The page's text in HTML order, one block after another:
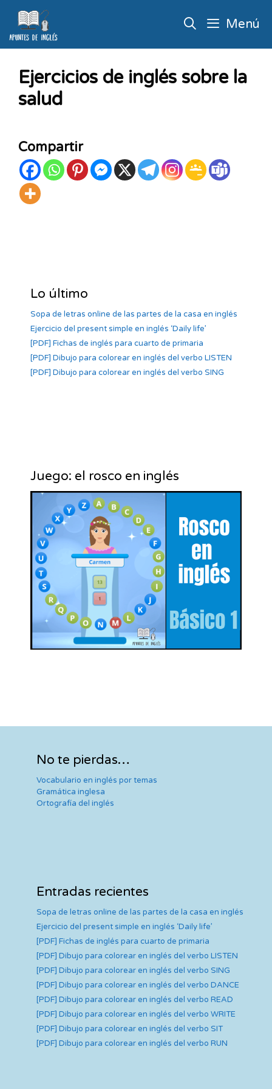
Menú
Ejercicios de inglés sobre la
salud
Compartir
Lo último
Sopa de letras online de las partes de la casa en inglés
Ejercicio del present simple en inglés ‘Daily life’
[PDF] Fichas de inglés para cuarto de primaria
[PDF] Dibujo para colorear en inglés del verbo LISTEN
[PDF] Dibujo para colorear en inglés del verbo SING
Juego: el rosco en inglés
No te pierdas…
Vocabulario en inglés por temas
Gramática inglesa
Ortografía del inglés
Entradas recientes
Sopa de letras online de las partes de la casa en inglés
Ejercicio del present simple en inglés ‘Daily life’
[PDF] Fichas de inglés para cuarto de primaria
[PDF] Dibujo para colorear en inglés del verbo LISTEN
[PDF] Dibujo para colorear en inglés del verbo SING
[PDF] Dibujo para colorear en inglés del verbo DANCE
[PDF] Dibujo para colorear en inglés del verbo READ
[PDF] Dibujo para colorear en inglés del verbo WRITE
[PDF] Dibujo para colorear en inglés del verbo SIT
[PDF] Dibujo para colorear en inglés del verbo RUN